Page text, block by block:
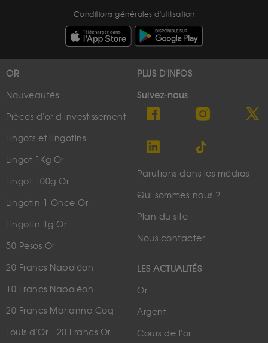
Conditions générales d'utilisation
OR
Nouveautés
Pièces d'or d'investissement
Lingots et lingotins
Lingot 1Kg Or
Lingot 100g Or
Lingotin 1 Once Or
Lingotin 1g Or
50 Pesos Or
20 Francs Napoléon
10 Francs Napoléon
20 Francs Marianne Coq
Louis d'Or - 20 Francs Or
PLUS D'INFOS
Suivez-nous
Parutions dans les médias
Qui sommes-nous ?
Plan du site
Nous contacter
LES ACTUALITÉS
Or
Argent
Cours de l'or